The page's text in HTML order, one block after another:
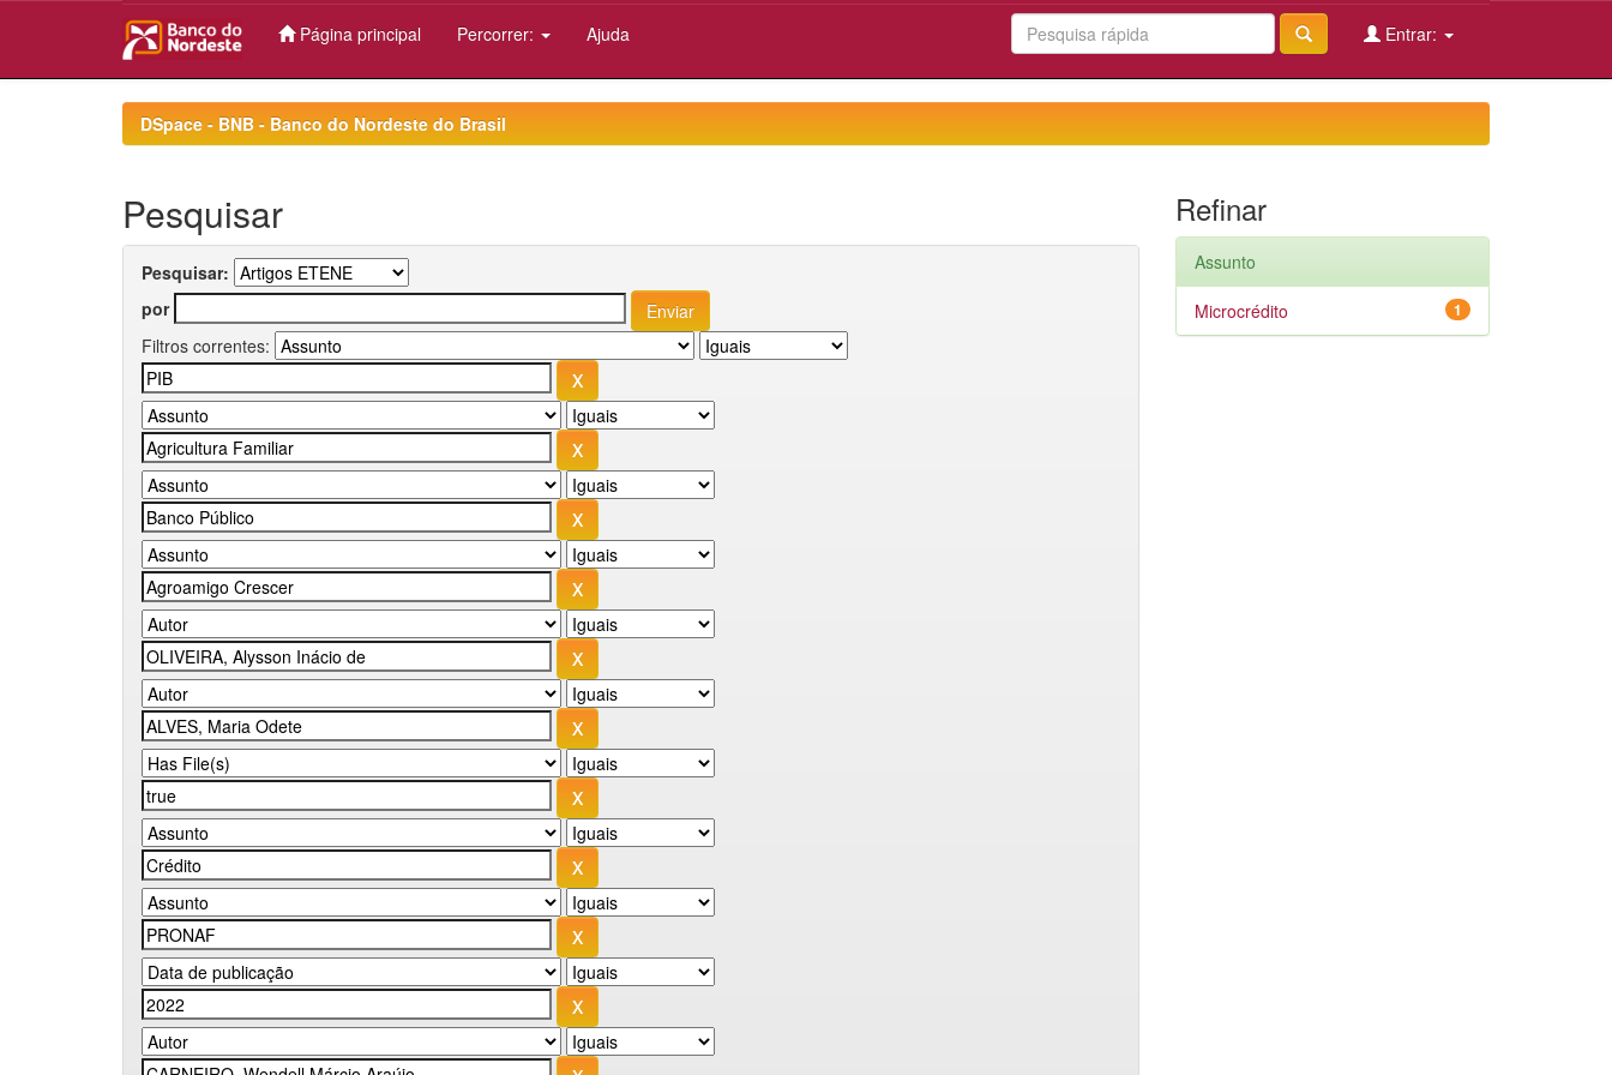
Página principal Percorrer: Ajuda Entrar:
DSpace - BNB - Banco do Nordeste do Brasil
Pesquisar
Pesquisar:
por
Filtros correntes:
Refinar
Assunto
1
Microcrédito